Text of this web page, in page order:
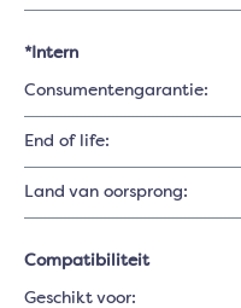
*Intern
Consumentengarantie:
End of life:
Land van oorsprong:
Compatibiliteit
Geschikt voor: